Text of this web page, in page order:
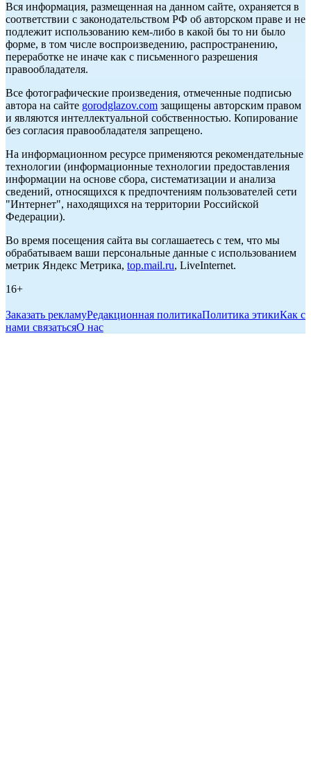
Вся информация, размещенная на данном сайте, охраняется в
соответствии с законодательством РФ об авторском праве и не
подлежит использованию кем-либо в какой бы то ни было
форме, в том числе воспроизведению, распространению,
переработке не иначе как с письменного разрешения
правообладателя.
Все фотографические произведения, отмеченные подписью
автора на сайте gorodglazov.com защищены авторским правом
и являются интеллектуальной собственностью. Копирование
без согласия правообладателя запрещено.
На информационном ресурсе применяются рекомендательные
технологии (информационные технологии предоставления
информации на основе сбора, систематизации и анализа
сведений, относящихся к предпочтениям пользователей сети
"Интернет", находящихся на территории Российской
Федерации).
Во время посещения сайта вы соглашаетесь с тем, что мы
обрабатываем ваши персональные данные с использованием
метрик Яндекс Метрика, top.mail.ru, LiveInternet.
16+
Заказать рекламуРедакционная политикаПолитика этикиКак с
нами связатьсяО нас